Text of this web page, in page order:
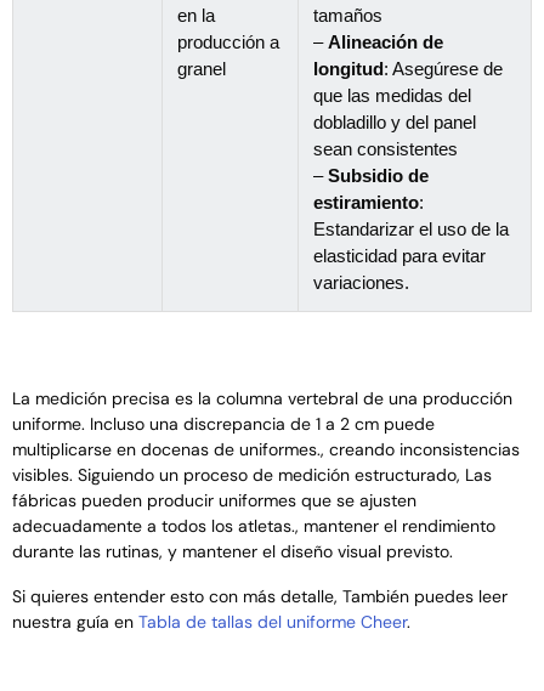
en la
producción a
granel
tamaños
–Alineación de
longitud: Asegúrese de
que las medidas del
dobladillo y del panel
sean consistentes
–Subsidio de
estiramiento:
Estandarizar el uso de la
elasticidad para evitar
variaciones.
La medición precisa es la columna vertebral de una producción
uniforme. Incluso una discrepancia de 1 a 2 cm puede
multiplicarse en docenas de uniformes., creando inconsistencias
visibles. Siguiendo un proceso de medición estructurado, Las
fábricas pueden producir uniformes que se ajusten
adecuadamente a todos los atletas., mantener el rendimiento
durante las rutinas, y mantener el diseño visual previsto.
Si quieres entender esto con más detalle, También puedes leer
nuestra guía en Tabla de tallas del uniforme Cheer.